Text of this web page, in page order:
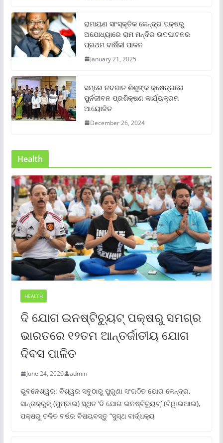
ରାମାୟଣ ସାଂସ୍କୃତିକ କେନ୍ଦ୍ର ପକ୍ଷରୁ
ଅଯୋଧ୍ୟାରେ ରାମ ମନ୍ଦିର ଉଦଘାଟନର
ପ୍ରଥମ ବାର୍ଷିକୀ ପାଳନ
January 21, 2025
ସମ୍‌ରେ ନବଜାତ ଶିଶୁଙ୍କ କ୍ଷେତ୍ରରେ
ପୁର୍ନଜୀବନ ପ୍ରଶିକ୍ଷଣ କାର୍ଯ୍ୟକ୍ରମ
ଆୟୋଜିତ
December 26, 2024
Health
HEALTH
ଦି ଯୋଗ ଇନଷ୍ଟିଚ୍ୟୁଟ୍ ପକ୍ଷରୁ ସମଗ୍ର
ଭାରତରେ ୧୨ତମ ଆନ୍ତର୍ଜାତୀୟ ଯୋଗ
ଦିବସ ପାଳିତ
June 24, 2026 admin
ଭୁବନେଶ୍ୱର: ବିଶ୍ୱର ସବୁଠାରୁ ପୁରୁଣା ସଂଗଠିତ ଯୋଗ କେନ୍ଦ୍ର,
ସାନ୍ତାକ୍ରୁଜ୍ (ମୁମ୍ବାଇ) ସ୍ଥିତ ‘ଦି ଯୋଗ ଇନଷ୍ଟିଚ୍ୟୁଟ୍‌’ (ଟିୱାଇଆଇ),
ପକ୍ଷରୁ ଚଳିତ ବର୍ଷର ବିଷୟବସ୍ତୁ “ସୁସ୍ଥ ବାର୍ଦ୍ଧକ୍ୟ